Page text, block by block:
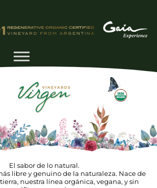
El sabor de lo natural.
libre y genuino de la naturaleza. Nace de
nuestra línea orgánica, vegana, y sin